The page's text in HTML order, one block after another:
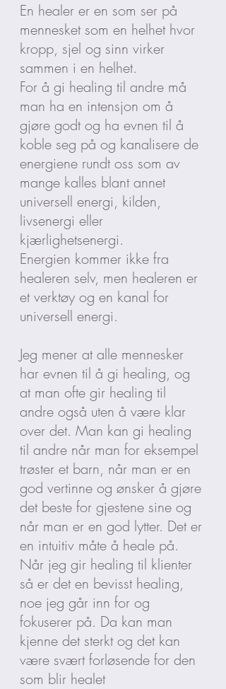
En healer er en som ser på
mennesket som en helhet hvor
kropp, sjel og sinn virker
sammen i en helhet.
For å gi healing til andre må
man ha en intensjon om å
gjøre godt og ha evnen til å
koble seg på og kanalisere de
energiene rundt oss som av
mange kalles blant annet
universell energi, kilden,
livsenergi eller
kjærlighetsenergi.
Energien kommer ikke fra
healeren selv, men healeren er
et verktøy og en kanal for
universell energi.
Jeg mener at alle mennesker
har evnen til å gi healing, og
at man ofte gir healing til
andre også uten å være klar
over det. Man kan gi healing
til andre når man for eksempel
trøster et barn, når man er en
god vertinne og ønsker å gjøre
det beste for gjestene sine og
når man er en god lytter. Det er
en intuitiv måte å heale på.
Når jeg gir healing til klienter
så er det en bevisst healing,
noe jeg går inn for og
fokuserer på. Da kan man
kjenne det sterkt og det kan
være svært forløsende for den
som blir healet